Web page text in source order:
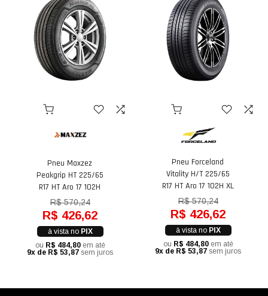
Pneu Maxzez
Peakgrip HT 225/65
R17 HT Aro 17 102H
R$ 570,24
R$ 426,62
à vista no PIX
ou R$ 484,80 em até
9x de R$ 53,87 sem juros
Pneu Forceland
Vitality H/T 225/65
R17 HT Aro 17 102H XL
R$ 570,24
R$ 426,62
à vista no PIX
ou R$ 484,80 em até
9x de R$ 53,87 sem juros